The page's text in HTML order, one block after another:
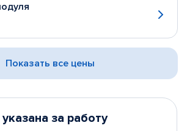
Показать все цены
за работу